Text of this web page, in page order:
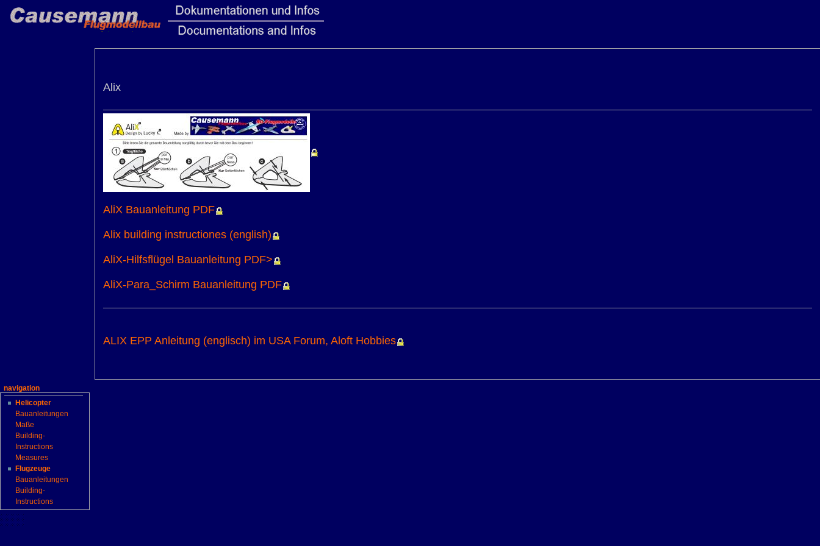
Alix
AliX Bauanleitung PDF
Alix building instructiones (english)
AliX-Hilfsflügel Bauanleitung PDF>
AliX-Para_Schirm Bauanleitung PDF
ALIX EPP Anleitung (englisch) im USA Forum, Aloft Hobbies
navigation
Helicopter
Bauanleitungen
Maße
Building-
Instructions
Measures
Flugzeuge
Bauanleitungen
Building-
Instructions